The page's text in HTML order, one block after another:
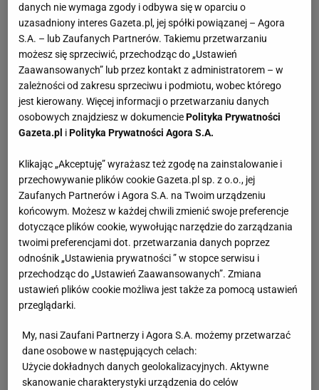
danych nie wymaga zgody i odbywa się w oparciu o
uzasadniony interes Gazeta.pl, jej spółki powiązanej – Agora
S.A. – lub Zaufanych Partnerów. Takiemu przetwarzaniu
możesz się sprzeciwić, przechodząc do „Ustawień
Zaawansowanych” lub przez kontakt z administratorem – w
zależności od zakresu sprzeciwu i podmiotu, wobec którego
jest kierowany. Więcej informacji o przetwarzaniu danych
osobowych znajdziesz w dokumenciePolityka Prywatności
Gazeta.pl iPolityka Prywatności Agora S.A.
Klikając „Akceptuję” wyrażasz też zgodę na zainstalowanie i
przechowywanie plików cookie Gazeta.pl sp. z o.o., jej
Zaufanych Partnerów i Agora S.A. na Twoim urządzeniu
końcowym. Możesz w każdej chwili zmienić swoje preferencje
dotyczące plików cookie, wywołując narzędzie do zarządzania
twoimi preferencjami dot. przetwarzania danych poprzez
odnośnik „Ustawienia prywatności ” w stopce serwisu i
przechodząc do „Ustawień Zaawansowanych”. Zmiana
ustawień plików cookie możliwa jest także za pomocą ustawień
przeglądarki.
My, nasi Zaufani Partnerzy i Agora S.A. możemy przetwarzać
dane osobowe w następujących celach:
Użycie dokładnych danych geolokalizacyjnych. Aktywne
skanowanie charakterystyki urządzenia do celów